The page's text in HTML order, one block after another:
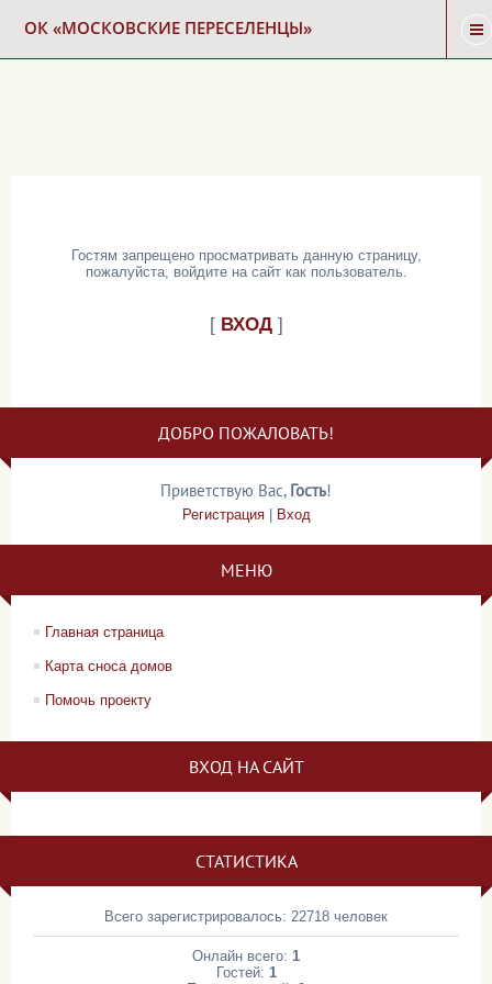
ОК «МОСКОВСКИЕ ПЕРЕСЕЛЕНЦЫ»
Гостям запрещено просматривать данную страницу,
пожалуйста, войдите на сайт как пользователь.
[ ВХОД]
ДОБРО ПОЖАЛОВАТЬ!
Приветствую Вас, Гость!
Регистрация| Вход
МЕНЮ
Главная страница
Карта сноса домов
Помочь проекту
ВХОД НА САЙТ
СТАТИСТИКА
Всего зарегистрировалось: 22718 человек
Онлайн всего: 1
Гостей: 1